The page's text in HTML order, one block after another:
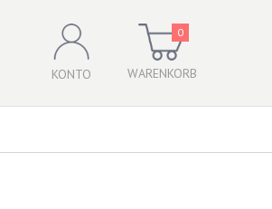
KONTO WARENKORB
0